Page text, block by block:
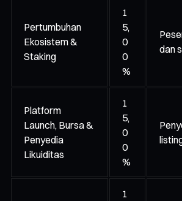
Pertumbuhan
Ekosistem &
Staking
1
5,
0
0
%
dan
Platform
Launch, Bursa &
Penyedia
Likuiditas
1
5,
0
0
%
1